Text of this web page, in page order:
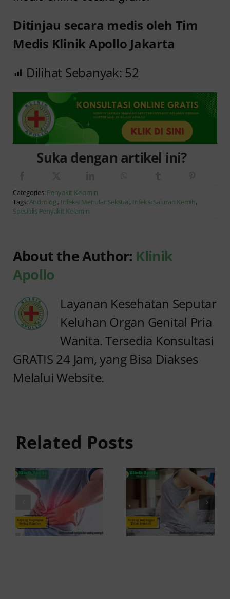
Ditinjau secara medis oleh Tim
Medis Klinik Apollo Jakarta
Dilihat Sebanyak: 52
Suka dengan artikel ini?
Categories: Penyakit Kelamin
Tags: Andrologi, Infeksi Menular Seksual, Infeksi Saluran Kemih,
Spesialis Penyakit Kelamin
About the Author: Klinik
Apollo
Layanan Kesehatan Seputar
Keluhan Organ Genital Pria
Wanita. Tersedia Konsultasi
GRATIS 24 Jam, yang Bisa Diakses
Melalui Website.
Related Posts
Sering
Kambuh
dan Cara
Atasinya
Penyebab
dan
Solusinya